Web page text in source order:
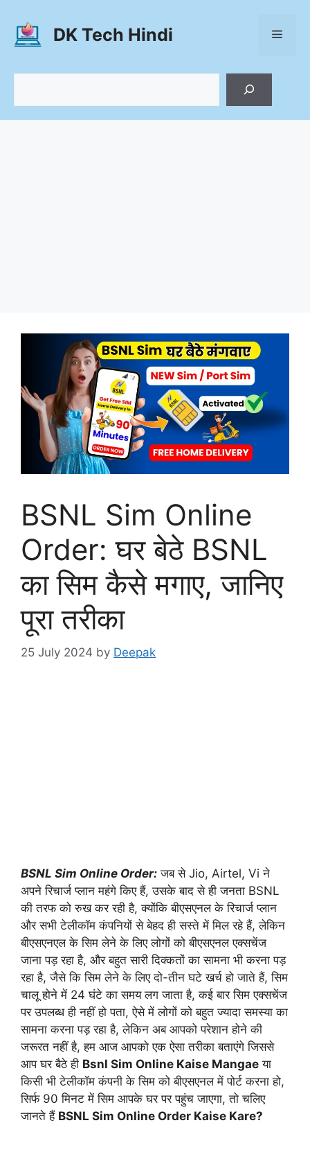
content
DK Tech Hindi Menu
BSNL Sim Online
Order: घर बेठे BSNL
का सिम कैसे मगाए, जानिए
पूरा तरीका
25 July 2024 by Deepak
BSNL Sim Online Order: जब से Jio, Airtel, Vi ने
अपने रिचार्ज प्लान महंगे किए हैं, उसके बाद से ही जनता BSNL
की तरफ को रुख कर रही है, क्योंकि बीएसएनल के रिचार्ज प्लान
और सभी टेलीकॉम कंपनियों से बेहद ही सस्ते में मिल रहे हैं, लेकिन
बीएसएनएल के सिम लेने के लिए लोगों को बीएसएनल एक्सचेंज
जाना पड़ रहा है, और बहुत सारी दिक्कतों का सामना भी करना पड़
रहा है, जैसे कि सिम लेने के लिए दो-तीन घटे खर्च हो जाते हैं, सिम
चालू होने में 24 घंटे का समय लग जाता है, कई बार सिम एक्सचेंज
पर उपलब्ध ही नहीं हो पता, ऐसे में लोगों को बहुत ज्यादा समस्या का
सामना करना पड़ रहा है, लेकिन अब आपको परेशान होने की
जरूरत नहीं है, हम आज आपको एक ऐसा तरीका बताएंगे जिससे
आप घर बैठे ही Bsnl Sim Online Kaise Mangae या
किसी भी टेलीकॉम कंपनी के सिम को बीएसएनल में पोर्ट करना हो,
सिर्फ 90 मिनट में सिम आपके घर पर पहुंच जाएगा, तो चलिए
जानते हैं BSNL Sim Online Order Kaise Kare?